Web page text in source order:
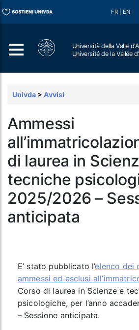
FR EN
Università della Valle
Université de la Vallée
Univda > Avvisi
Ammessi
di laurea in
tecniche
2025/2026 –
anticipata
E’ stato pubblicato l’elenco dei
ammessi ed esclusi
Corso di laurea in Scienze e
psicologiche, per l’anno
– Sessione anticipata.